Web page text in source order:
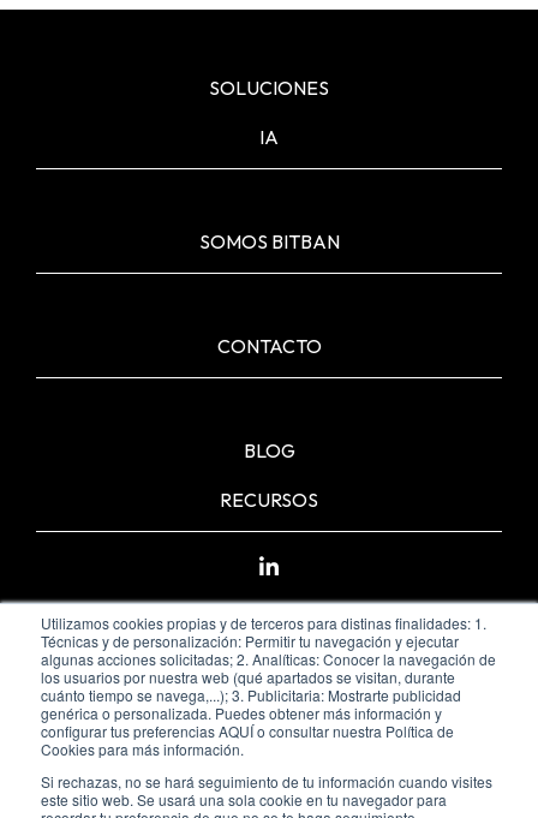
Utilizamos cookies propias y de terceros para distinas finalidades: 1.
Técnicas y de personalización: Permitir tu navegación y ejecutar
algunas acciones solicitadas; 2. Analíticas: Conocer la navegación de
los usuarios por nuestra web (qué apartados se visitan, durante
cuánto tiempo se navega,...); 3. Publicitaria: Mostrarte publicidad
genérica o personalizada. Puedes obtener más información y
configurar tus preferencias AQUÍ o consultar nuestra Política de
Cookies para más información.
Si rechazas, no se hará seguimiento de tu información cuando visites
este sitio web. Se usará una sola cookie en tu navegador para
SOLUCIONES
IA
SOMOS BITBAN
CONTACTO
BLOG
RECURSOS
Política de privacidad y aviso legal Política de cookies